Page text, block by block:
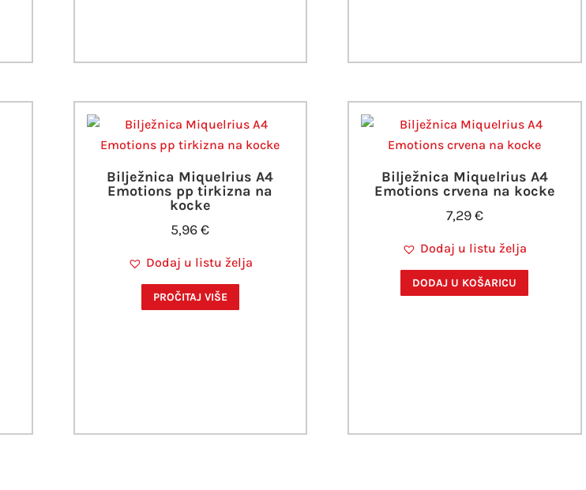
Bilježnica Miquelrius A4
Emotions pp tirkizna na
kocke
5,96€
Dodaj u listu želja
PROČITAJ VIŠE
Bilježnica Miquelrius A4
Emotions crvena na kocke
7,29€
Dodaj u listu želja
DODAJ U KOŠARICU